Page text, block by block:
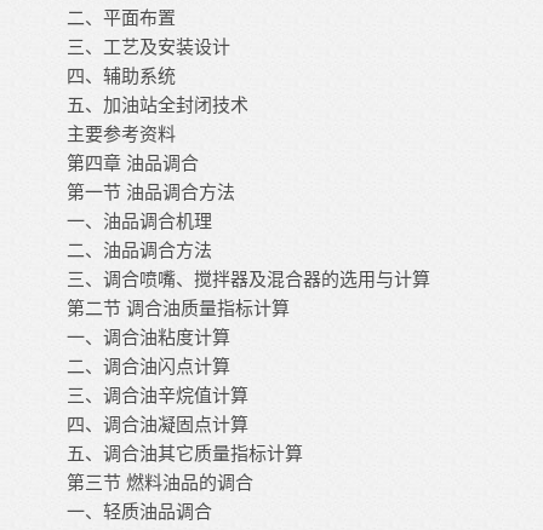
二、平面布置
三、工艺及安装设计
四、辅助系统
五、加油站全封闭技术
主要参考资料
第四章 油品调合
第一节 油品调合方法
一、油品调合机理
二、油品调合方法
三、调合喷嘴、搅拌器及混合器的选用与计算
第二节 调合油质量指标计算
一、调合油粘度计算
二、调合油闪点计算
三、调合油辛烷值计算
四、调合油凝固点计算
五、调合油其它质量指标计算
第三节 燃料油品的调合
一、轻质油品调合